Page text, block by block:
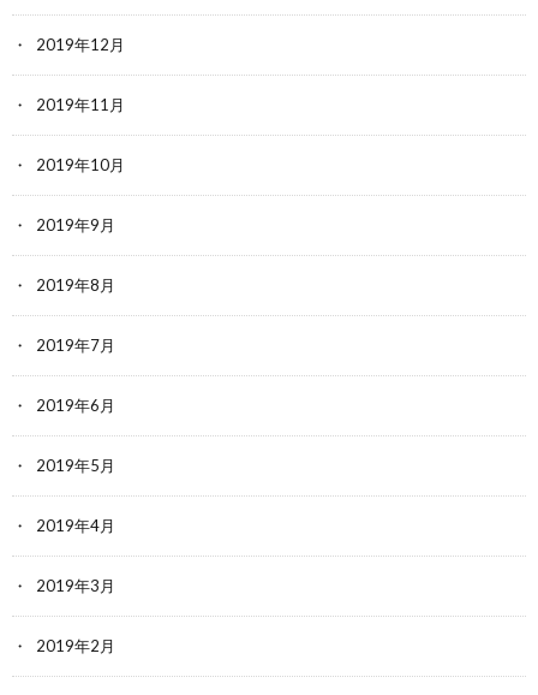
2019年12月
2019年11月
2019年10月
2019年9月
2019年8月
2019年7月
2019年6月
2019年5月
2019年4月
2019年3月
2019年2月